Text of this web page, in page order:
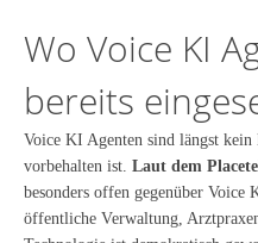
Wo Voice KI
bereits
Voice KI Agenten sind längst
vorbehalten ist. Laut dem
besonders offen gegenüber Voice
öffentliche Verwaltung,